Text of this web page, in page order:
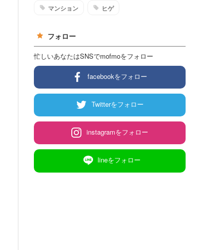
マンション ヒゲ
フォロー
忙しいあなたはSNSでmofmoをフォロー
facebookをフォロー
Twitterをフォロー
instagramをフォロー
lineをフォロー